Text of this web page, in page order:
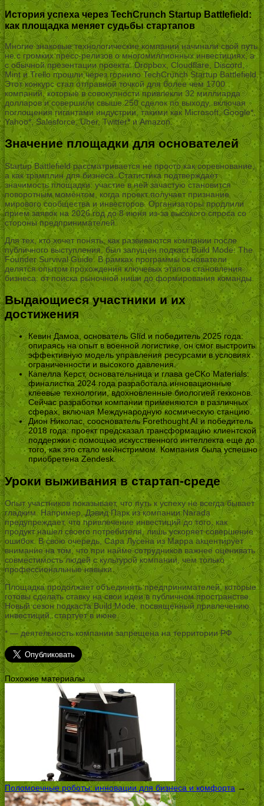
История успеха через TechCrunch Startup Battlefield:
как площадка меняет судьбы стартапов
Многие знаковые технологические компании начинали свой путь
не с громких пресс-релизов о многомиллионных инвестициях, а
с обычной презентации проекта. Dropbox, Cloudflare, Discord,
Mint и Trello прошли через горнило TechCrunch Startup Battlefield.
Этот конкурс стал отправной точкой для более чем 1700
компаний, которые в совокупности привлекли 32 миллиарда
долларов и совершили свыше 250 сделок по выходу, включая
поглощения гигантами индустрии, такими как Microsoft, Google*,
Yahoo*, Salesforce, Uber, Twitter* и Amazon.
Значение площадки для основателей
Startup Battlefield рассматривается не просто как соревнование,
а как трамплин для бизнеса. Статистика подтверждает
значимость площадки: участие в ней зачастую становится
поворотным моментом, когда проект получает признание
мирового сообщества и инвесторов. Организаторы продлили
прием заявок на 2026 год до 8 июня из-за высокого спроса со
стороны предпринимателей.
Для тех, кто хочет понять, как развиваются компании после
публичного выступления, был запущен подкаст Build Mode: The
Founder Survival Guide. В рамках программы основатели
делятся опытом прохождения ключевых этапов становления
бизнеса: от поиска рыночной ниши до формирования команды.
Выдающиеся участники и их
достижения
Кевин Дамоа, основатель Glīd и победитель 2025 года:
опираясь на опыт в военной логистике, он смог выстроить
эффективную модель управления ресурсами в условиях
ограниченности и высокого давления.
Капелла Керст, основательница и глава geCKo Materials:
финалистка 2024 года разработала инновационные
клеевые технологии, вдохновленные биологией гекконов.
Сейчас разработки компании применяются в различных
сферах, включая Международную космическую станцию.
Дион Николас, сооснователь Forethought AI и победитель
2018 года: проект предсказал трансформацию клиентской
поддержки с помощью искусственного интеллекта еще до
того, как это стало мейнстримом. Компания была успешно
приобретена Zendesk.
Уроки выживания в стартап-среде
Опыт участников показывает, что путь к успеху не всегда бывает
гладким. Например, Дэвид Парк из компании Narada
предупреждает, что привлечение инвестиций до того, как
продукт нашел своего потребителя, лишь ускоряет совершение
ошибок. В свою очередь, Сара Лусена из Mappa акцентирует
внимание на том, что при найме сотрудников важнее оценивать
совместимость людей с культурой компании, чем только
профессиональные навыки.
Площадка продолжает объединять предпринимателей, которые
готовы сделать ставку на свои идеи в публичном пространстве.
Новый сезон подкаста Build Mode, посвященный привлечению
инвестиций, стартует в июне.
* — деятельность компании запрещена на территории РФ
Похожие материалы
Поломоечные роботы: инновации для бизнеса и комфорта→